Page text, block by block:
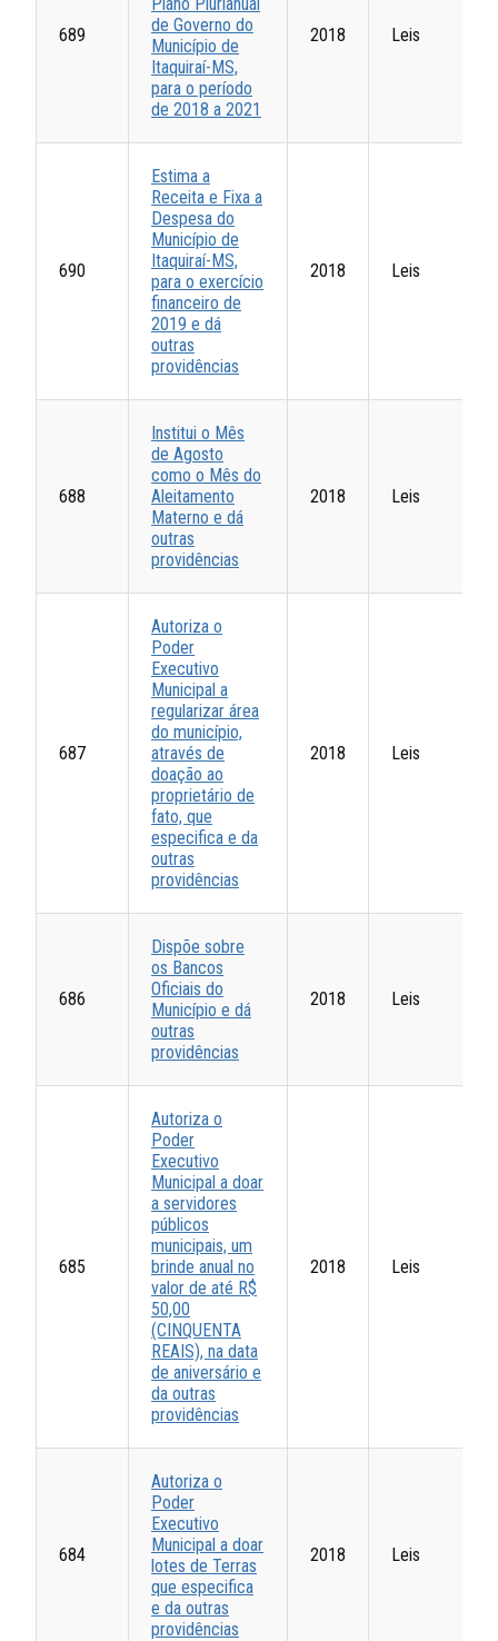
689
de Governo do
Município de
Itaquiraí-MS,
para o período
de 2018 a 2021
2018 Leis
690
Estima a
Receita e Fixa a
Despesa do
Município de
Itaquiraí-MS,
para o exercício
financeiro de
2019 e dá
outras
providências
2018 Leis
688
Institui o Mês
de Agosto
como o Mês do
Aleitamento
Materno e dá
outras
providências
2018 Leis
687
Autoriza o
Poder
Executivo
Municipal a
regularizar área
do município,
através de
doação ao
proprietário de
fato, que
especifica e da
outras
providências
2018 Leis
686
Dispõe sobre
os Bancos
Oficiais do
Município e dá
outras
providências
2018 Leis
685
Autoriza o
Poder
Executivo
Municipal a doar
a servidores
públicos
municipais, um
brinde anual no
valor de até R$
50,00
(CINQUENTA
REAIS), na data
de aniversário e
da outras
providências
2018 Leis
684
Autoriza o
Poder
Executivo
Municipal a doar
lotes de Terras
que especifica
e da outras
providências
2018 Leis